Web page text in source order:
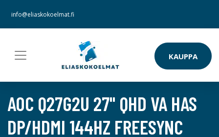
info@eliaskokoelmat.fi
KAUPPA
AOC Q27G2U 27" QHD VA HAS
DP/HDMI 144HZ FREESYNC